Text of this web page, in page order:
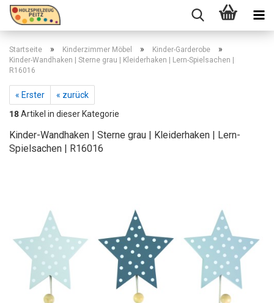
Startseite » Kinderzimmer Möbel » Kinder-Garderobe »
Kinder-Wandhaken | Sterne grau | Kleiderhaken | Lern-Spielsachen |
R16016
« Erster
« zurück
18Artikel in dieser Kategorie
Kinder-Wandhaken | Sterne grau | Kleiderhaken | Lern-
Spielsachen | R16016